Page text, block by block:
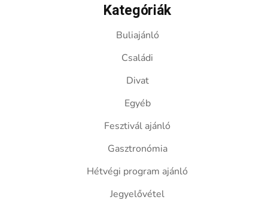
Kategóriák
Buliajánló
Családi
Divat
Egyéb
Fesztivál ajánló
Gasztronómia
Hétvégi program ajánló
Jegyelővétel